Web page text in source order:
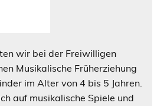
wir bei der Freiwilligen
Musikalische Früherziehung
im Alter von 4 bis 5 Jahren.
auf musikalische Spiele und